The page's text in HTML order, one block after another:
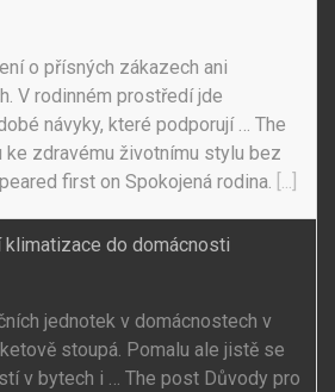
o přísných zákazech ani
V rodinném prostředí jde
návyky, které podporují … The
zdravému životnímu stylu bez
first on Spokojená rodina. [...]
do domácnosti
jednotek v domácnostech v
stoupá. Pomalu ale jistě se
v bytech i … The post Důvody pro